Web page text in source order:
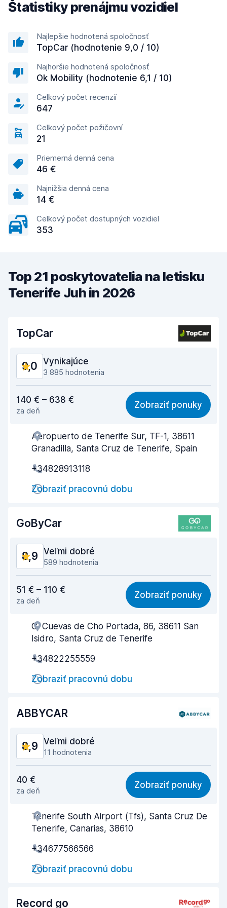
Štatistiky prenájmu vozidiel
Najlepšie hodnotená spoločnosť
TopCar (hodnotenie 9,0 / 10)
Najhoršie hodnotená spoločnosť
Ok Mobility (hodnotenie 6,1 / 10)
Celkový počet recenzií
647
Celkový počet požičovní
21
Priemerná denná cena
46 €
Najnižšia denná cena
14 €
Celkový počet dostupných vozidiel
353
Top 21 poskytovatelia na letisku
Tenerife Juh in 2026
TopCar
9,0 Vynikajúce
3 885 hodnotenia
9,0
Jednoduchosť vyhľadávania 9,5
Nápomocnosť zamestnanca
Stav vozidla 8,1
140 € – 638 €
za deň
Zobraziť ponuky
Aeropuerto de Tenerife Sur, TF-1, 38611
Granadilla, Santa Cruz de Tenerife, Spain
+34828913118
Zobraziť pracovnú dobu
GoByCar
8,9 Veľmi dobré
589 hodnotenia
8,9
Jednoduchosť vyhľadávania 8,7
Nápomocnosť zamestnanca
Stav vozidla 9,0
51 € – 110 €
za deň
Zobraziť ponuky
C. Cuevas de Cho Portada, 86, 38611 San
Isidro, Santa Cruz de Tenerife
+34822255559
Zobraziť pracovnú dobu
ABBYCAR
8,9 Veľmi dobré
11 hodnotenia
8,6
Jednoduchosť vyhľadávania 9,0
Nápomocnosť zamestnanca 8,8
Stav vozidla 8,7
40 €
za deň
Zobraziť ponuky
Tenerife South Airport (Tfs), Santa Cruz De
Tenerife, Canarias, 38610
+34677566566
Zobraziť pracovnú dobu
Record go